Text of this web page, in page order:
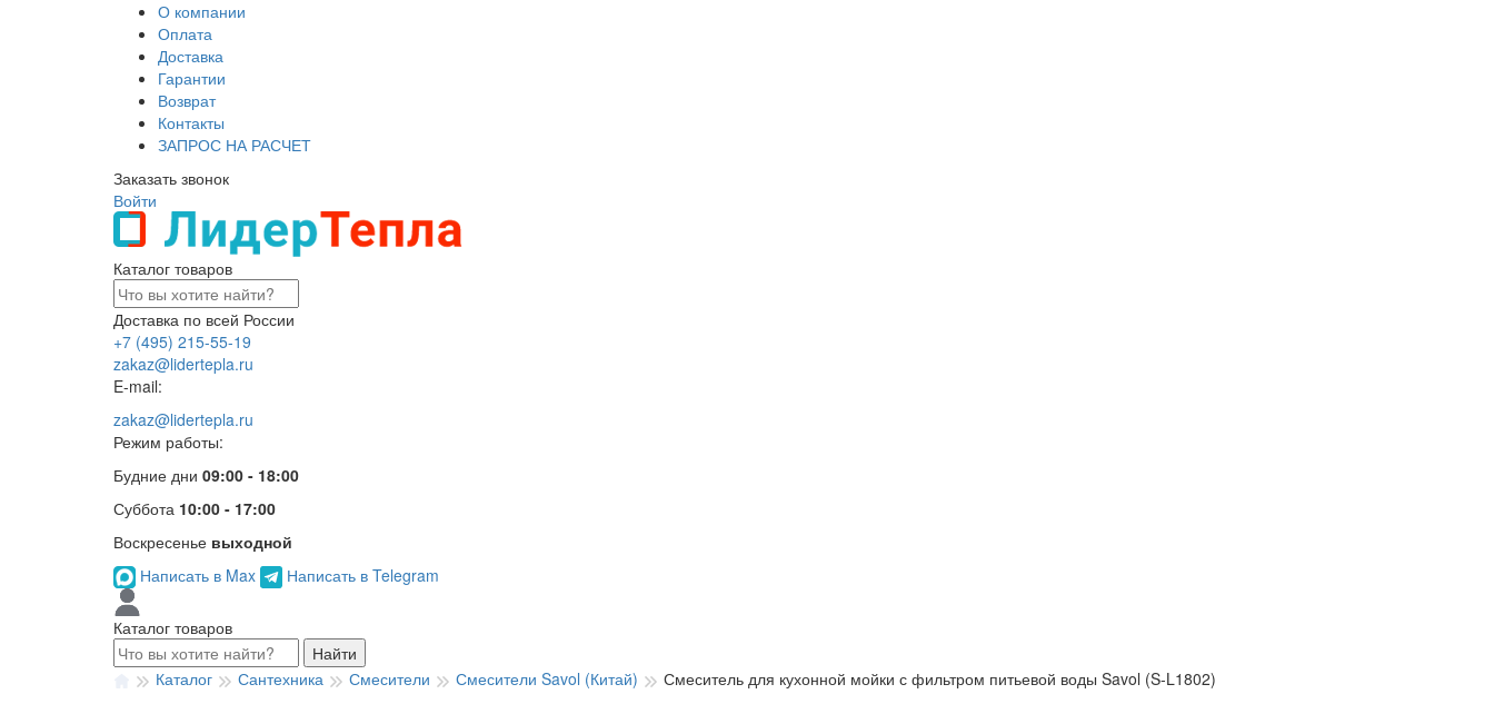
О компании
Оплата
Доставка
Гарантии
Возврат
Контакты
ЗАПРОС НА РАСЧЕТ
Заказать звонок
Войти
Каталог товаров
Доставка по всей России
+7 (495) 215-55-19
zakaz@lidertepla.ru
E-mail:
zakaz@lidertepla.ru
Режим работы:
Будние дни 09:00 - 18:00
Суббота 10:00 - 17:00
Воскресенье выходной
Написать в Max
Написать в Telegram
Каталог товаров
Найти
Каталог
Сантехника Смесители Смесители Savol (Китай) Смеситель для кухонной мойки с фильтром питьевой воды Savol (S-L1802)